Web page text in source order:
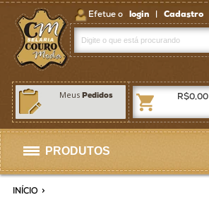
Efetue o login Cadastro
MeusPedidos R$0,00
PRODUTOS
Selas
INÍCIO >